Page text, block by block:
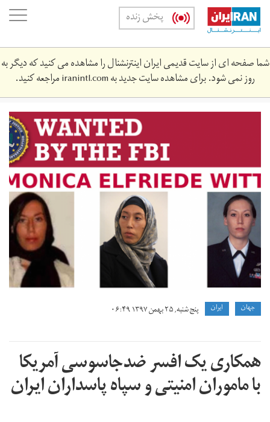
Skip
main
content
پخش زنده
شما صفحه ای از سایت قدیمی ایران اینترنشنال را مشاهده می کنید که دیگر به
روز نمی شود. برای مشاهده سایت جدید بهiranintl.comمراجعه کنید.
screen_shot_2019-
13_at_10.‎27.‎07_pm.png
جهان ايران پنج شنبه, ۲۵ بهمن ۱۳۹۷ ۰۶:۴۹
همکاری یک افسر ضدجاسوسی آمریکا
با ماموران امنیتی و سپاه پاسداران ایران